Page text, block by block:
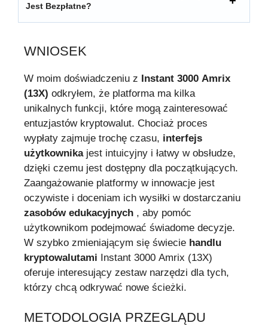
Jest Bezpłatne?
WNIOSEK
W moim doświadczeniu z Instant 3000 Amrix
(13X) odkryłem, że platforma ma kilka
unikalnych funkcji, które mogą zainteresować
entuzjastów kryptowalut. Chociaż proces
wypłaty zajmuje trochę czasu, interfejs
użytkownikajest intuicyjny i łatwy w obsłudze,
dzięki czemu jest dostępny dla początkujących.
Zaangażowanie platformy w innowacje jest
oczywiste i doceniam ich wysiłki w dostarczaniu
zasobów edukacyjnych , aby pomóc
użytkownikom podejmować świadome decyzje.
W szybko zmieniającym się świecie handlu
kryptowalutami Instant 3000 Amrix (13X)
oferuje interesujący zestaw narzędzi dla tych,
którzy chcą odkrywać nowe ścieżki.
METODOLOGIA PRZEGLĄDU